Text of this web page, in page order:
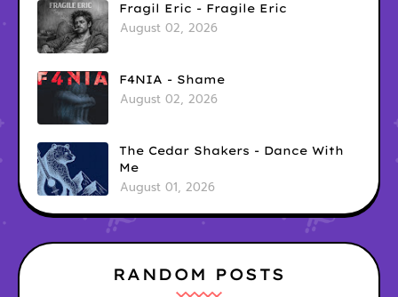
Fragil Eric - Fragile Eric
August 02, 2026
F4NIA - Shame
August 02, 2026
The Cedar Shakers - Dance With
Me
August 01, 2026
RANDOM POSTS